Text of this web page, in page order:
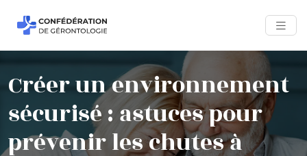
Créer un environnement
sécurisé : astuces pour
prévenir les chutes à